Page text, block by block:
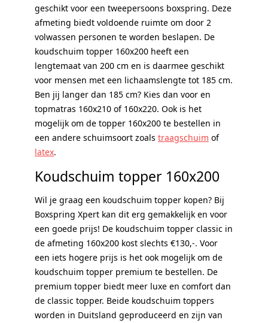
geschikt voor een tweepersoons boxspring. Deze
afmeting biedt voldoende ruimte om door 2
volwassen personen te worden beslapen. De
koudschuim topper 160x200 heeft een
lengtemaat van 200 cm en is daarmee geschikt
voor mensen met een lichaamslengte tot 185 cm.
Ben jij langer dan 185 cm? Kies dan voor en
topmatras 160x210 of 160x220. Ook is het
mogelijk om de topper 160x200 te bestellen in
een andere schuimsoort zoals traagschuim of
latex.
Koudschuim topper 160x200
Wil je graag een koudschuim topper kopen? Bij
Boxspring Xpert kan dit erg gemakkelijk en voor
een goede prijs! De koudschuim topper classic in
de afmeting 160x200 kost slechts €130,-. Voor
een iets hogere prijs is het ook mogelijk om de
koudschuim topper premium te bestellen. De
premium topper biedt meer luxe en comfort dan
de classic topper. Beide koudschuim toppers
worden in Duitsland geproduceerd en zijn van